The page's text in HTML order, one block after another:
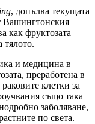
, допълва текущата
Вашингтонския
как фруктозата
тялото.
и медицина в
преработена в
клетки за
също така
заболяване,
по света.